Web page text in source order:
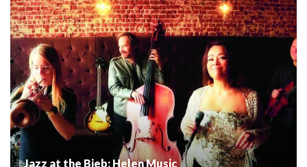
Jazz at the Bieb: Helen Music